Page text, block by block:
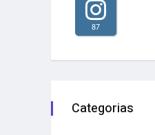
87
Categorias